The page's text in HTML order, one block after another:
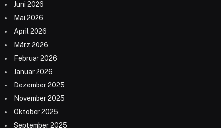
Juni 2026
Mai 2026
April 2026
März 2026
Februar 2026
Januar 2026
Dezember 2025
November 2025
Oktober 2025
September 2025